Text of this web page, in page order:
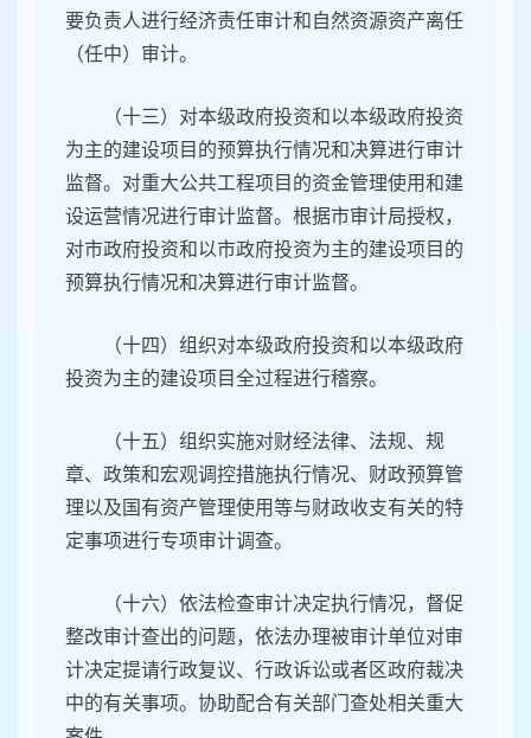
要负责人进行经济责任审计和自然资源资产离任
（任中）审计。
（十三）对本级政府投资和以本级政府投资
为主的建设项目的预算执行情况和决算进行审计
监督。对重大公共工程项目的资金管理使用和建
设运营情况进行审计监督。根据市审计局授权，
对市政府投资和以市政府投资为主的建设项目的
预算执行情况和决算进行审计监督。
（十四）组织对本级政府投资和以本级政府
投资为主的建设项目全过程进行稽察。
（十五）组织实施对财经法律、法规、规
章、政策和宏观调控措施执行情况、财政预算管
理以及国有资产管理使用等与财政收支有关的特
定事项进行专项审计调查。
（十六）依法检查审计决定执行情况，督促
整改审计查出的问题，依法办理被审计单位对审
计决定提请行政复议、行政诉讼或者区政府裁决
中的有关事项。协助配合有关部门查处相关重大